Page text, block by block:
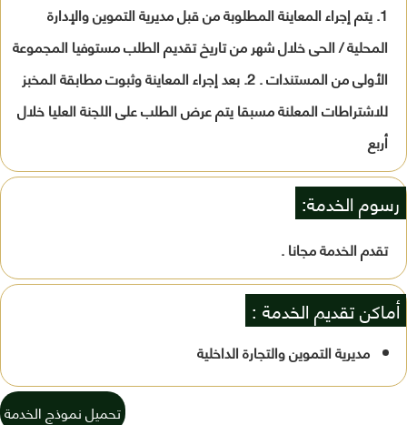
1. يتم إجراء المعاينة المطلوبة من قبل مديرية التموين والإدارة
المحلية / الحى خلال شهر من تاريخ تقديم الطلب مستوفيا المجموعة
الأولى من المستندات . 2. بعد إجراء المعاينة وثبوت مطابقة المخبز
للاشتراطات المعلنة مسبقا يتم عرض الطلب على اللجنة العليا خلال
أربع
رسوم الخدمة:
تقدم الخدمة مجانا .
أماكن تقديم الخدمة :
مديرية التموين والتجارة الداخلية
تحميل نموذج الخدمة